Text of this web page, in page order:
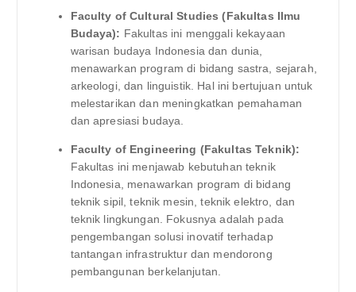
Faculty of Cultural Studies (Fakultas Ilmu
Budaya): Fakultas ini menggali kekayaan
warisan budaya Indonesia dan dunia,
menawarkan program di bidang sastra, sejarah,
arkeologi, dan linguistik. Hal ini bertujuan untuk
melestarikan dan meningkatkan pemahaman
dan apresiasi budaya.
Faculty of Engineering (Fakultas Teknik):
Fakultas ini menjawab kebutuhan teknik
Indonesia, menawarkan program di bidang
teknik sipil, teknik mesin, teknik elektro, dan
teknik lingkungan. Fokusnya adalah pada
pengembangan solusi inovatif terhadap
tantangan infrastruktur dan mendorong
pembangunan berkelanjutan.